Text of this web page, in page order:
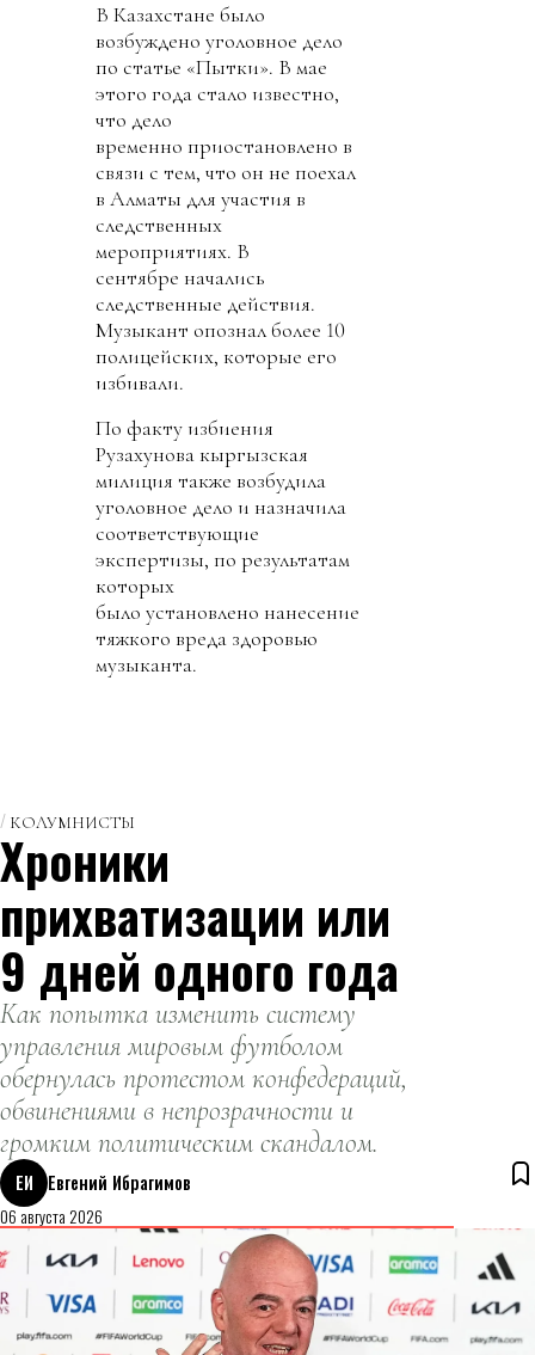
В Казахстане было
возбуждено уголовное дело
по статье «Пытки». В мае
этого года стало известно,
что дело
временно приостановлено в
связи с тем, что он не поехал
в Алматы для участия в
следственных
мероприятиях. В
сентябре начались
следственные действия.
Музыкант опознал более 10
полицейских, которые его
избивали.
По факту избиения
Рузахунова кыргызская
милиция также возбудила
уголовное дело и назначила
соответствующие
экспертизы, по результатам
которых
было установлено нанесение
тяжкого вреда здоровью
музыканта.
КОЛУМНИСТЫ
Хроники
прихватизации или
9 дней одного года
Как попытка изменить систему
управления мировым футболом
обернулась протестом конфедераций,
обвинениями в непрозрачности и
громким политическим скандалом.
ЕИ
Евгений Ибрагимов
06 августа 2026